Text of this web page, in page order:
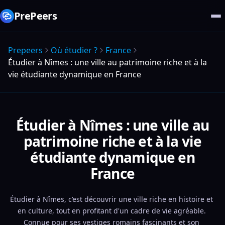
PrePeers
Prepeers Où étudier ?
France
Étudier à Nîmes : une ville au patrimoine riche et à la
vie étudiante dynamique en France
Étudier à Nîmes : une ville au
patrimoine riche et à la vie
étudiante dynamique en
France
Étudier à Nîmes, c’est découvrir une ville riche en histoire et
en culture, tout en profitant d'un cadre de vie agréable.
Connue pour ses vestiges romains fascinants et son